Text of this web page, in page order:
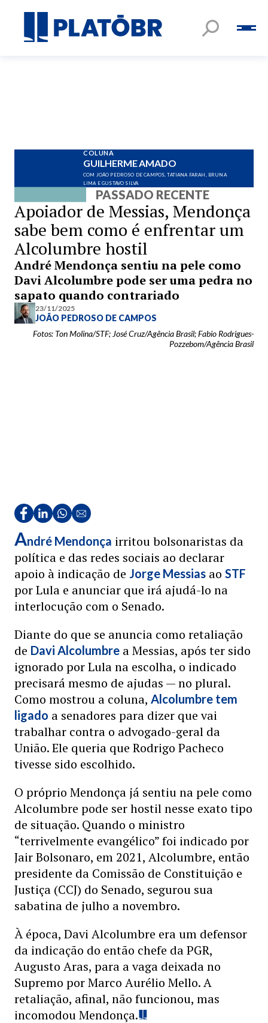
COLUNA
GUILHERME AMADO
COM JOÃO PEDROSO DE CAMPOS, TATIANA FARAH, BRUNA
LIMA E GUSTAVO SILVA
PASSADO RECENTE
Apoiador de Messias, Mendonça
sabe bem como é enfrentar um
Alcolumbre hostil
André Mendonça sentiu na pele como
Davi Alcolumbre pode ser uma pedra no
sapato quando contrariado
23/11/2025
JOÃO PEDROSO DE CAMPOS
Fotos: Ton Molina/STF; José Cruz/Agência Brasil; Fabio Rodrigues-
Pozzebom/Agência Brasil
André Mendonça irritou bolsonaristas da
política e das redes sociais ao declarar
apoio à indicação de Jorge Messias ao STF
por Lula e anunciar que irá ajudá-lo na
interlocução com o Senado.
Diante do que se anuncia como retaliação
de Davi Alcolumbre a Messias, após ter sido
ignorado por Lula na escolha, o indicado
precisará mesmo de ajudas — no plural.
Como mostrou a coluna, Alcolumbre tem
ligado a senadores para dizer que vai
trabalhar contra o advogado-geral da
União. Ele queria que Rodrigo Pacheco
tivesse sido escolhido.
O próprio Mendonça já sentiu na pele como
Alcolumbre pode ser hostil nesse exato tipo
de situação. Quando o ministro
“terrivelmente evangélico” foi indicado por
Jair Bolsonaro, em 2021, Alcolumbre, então
presidente da Comissão de Constituição e
Justiça (CCJ) do Senado, segurou sua
sabatina de julho a novembro.
À época, Davi Alcolumbre era um defensor
da indicação do então chefe da PGR,
Augusto Aras, para a vaga deixada no
Supremo por Marco Aurélio Mello. A
retaliação, afinal, não funcionou, mas
incomodou Mendonça.